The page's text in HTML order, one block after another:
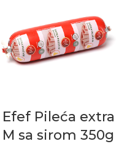
Efef Pileća extra
M sa sirom 350g